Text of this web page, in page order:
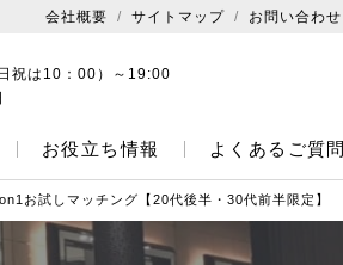
会社概要 サイトマップ お問い合わせ
祝は10：00）～19:00
お役立ち情報 よくあるご質問
お試しマッチング【20代後半・30代前半限定】